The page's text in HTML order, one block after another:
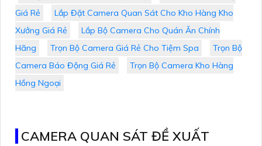
Giá Rẻ
Lắp Đặt Camera Quan Sát Cho Kho Hàng Kho
Xưởng Giá Rẻ
Lắp Bộ Camera Cho Quán Ăn Chính
Hãng
Trọn Bộ Camera Giá Rẻ Cho Tiệm Spa
Trọn Bộ
Camera Báo Động Giá Rẻ
Trọn Bộ Camera Kho Hàng
Hồng Ngoại
CAMERA QUAN SÁT ĐỀ XUẤT